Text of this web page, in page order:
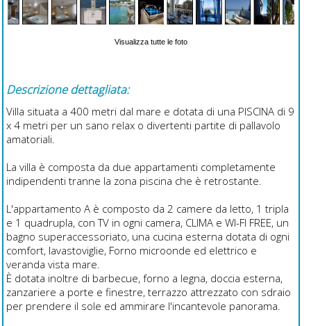
Visualizza tutte le foto
Descrizione dettagliata:
Villa situata a 400 metri dal mare e dotata di una PISCINA di 9
x 4 metri per un sano relax o divertenti partite di pallavolo
amatoriali.
La villa è composta da due appartamenti completamente
indipendenti tranne la zona piscina che è retrostante.
L'appartamento A è composto da 2 camere da letto, 1 tripla
e 1 quadrupla, con TV in ogni camera, CLIMA e WI-FI FREE, un
bagno superaccessoriato, una cucina esterna dotata di ogni
comfort, lavastoviglie, Forno microonde ed elettrico e
veranda vista mare.
È dotata inoltre di barbecue, forno a legna, doccia esterna,
zanzariere a porte e finestre, terrazzo attrezzato con sdraio
per prendere il sole ed ammirare l'incantevole panorama.